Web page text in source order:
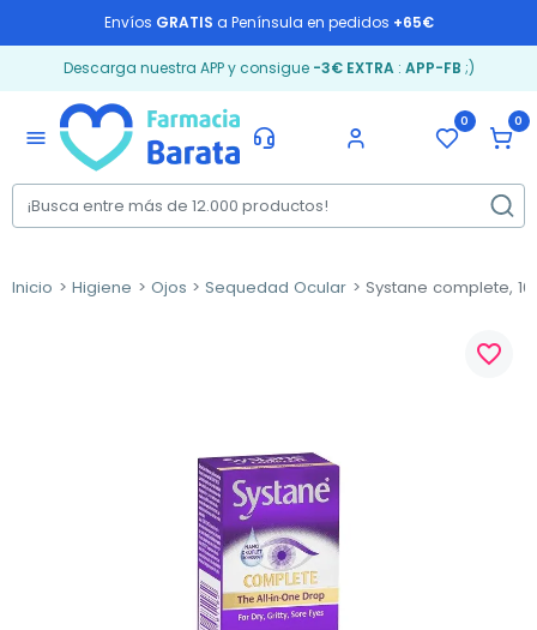
Envíos GRATIS a Península en pedidos +65€
Descarga nuestra APP y consigue -3€ EXTRA: APP-FB ;)
menu
0 0
Inicio Higiene Ojos Sequedad Ocular Systane complete,
favorite_border